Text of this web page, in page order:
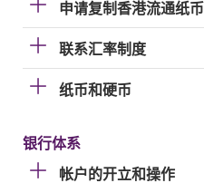
申请复制香港流通纸币
联系汇率制度
纸币和硬币
银行体系
帐户的开立和操作